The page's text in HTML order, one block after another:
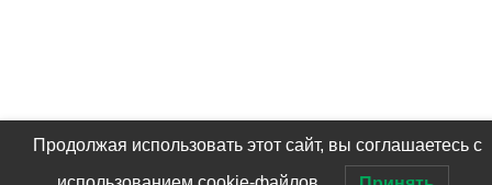
Продолжая использовать этот сайт, вы соглашаетесь с